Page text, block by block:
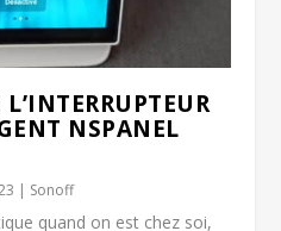
L’INTERRUPTEUR
NSPANEL
| Sonoff
quand on est chez soi,